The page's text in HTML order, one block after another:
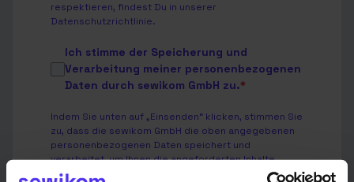
respektieren, findest Du in unserer
Datenschutzrichtlinie.
Ich stimme der Speicherung und
Verarbeitung meiner personenbezogenen
Daten durch sewikom GmbH zu.*
Indem Sie unten auf „Einsenden“ klicken, stimmen Sie
zu, dass die sewikom GmbH die oben angegebenen
personenbezogenen Daten speichert und
verarbeitet, um Ihnen die angeforderten Inhalte
bereitzustellen.